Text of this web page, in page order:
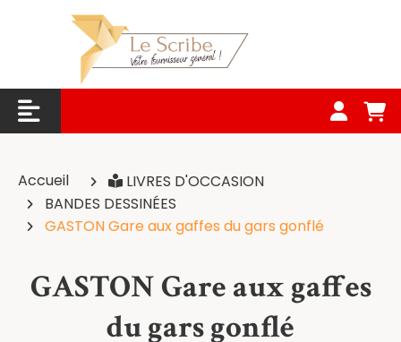
Accueil
LIVRES D'OCCASION
BANDES DESSINÉES
GASTON Gare aux gaffes du gars gonflé
GASTON Gare aux gaffes
du gars gonflé